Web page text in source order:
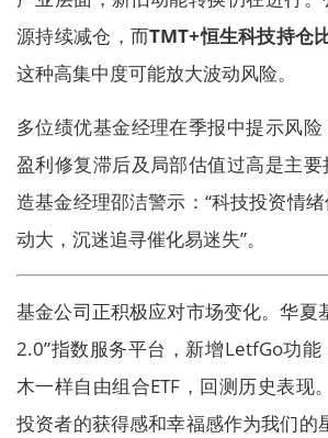
源持续减仓，而TMT+恒生科技持仓
这种高集中度可能放大波动风险。
多位绩优基金经理在季报中提示风
盈利修复滞后及局部估值过高是主
造基金经理邵洁警示：“科技投资情
动大，沉迷追寻催化易迷失”。
基金公司正积极应对市场变化。华夏
2.0”指数服务平台，新增LetfGo功
木一样自由组合ETF，回测历史表现
投资者的获得感和幸福感作为我们的